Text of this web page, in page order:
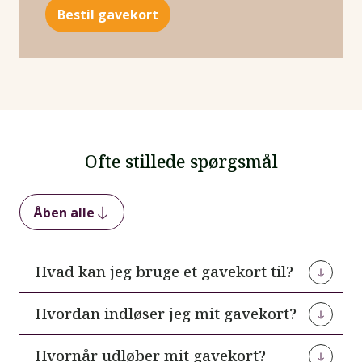
Ofte stillede spørgsmål
Åben alle
Hvad kan jeg bruge et gavekort til?
Gavekortet kan bruges til hel eller delvis betaling
af en rejse med Viktors Farmor.
Hvordan indløser jeg mit gavekort?
Gavekortet indløses i forbindelse med betaling af
Hvornår udløber mit gavekort?